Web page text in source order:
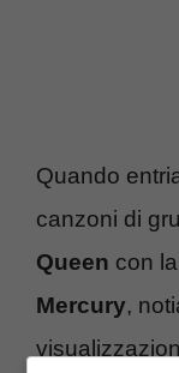
Quando
canzoni di
Queen con
Mercury,